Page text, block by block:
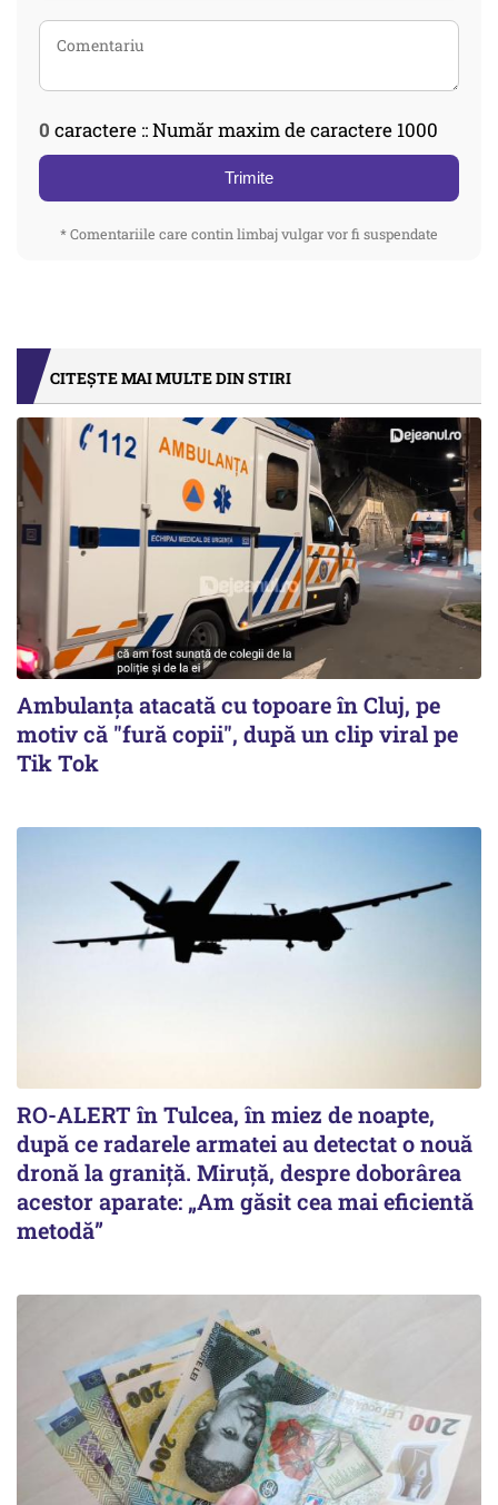
0 caractere :: Număr maxim de caractere 1000
Trimite
* Comentariile care contin limbaj vulgar vor fi suspendate
CITEȘTE MAI MULTE DIN STIRI
Ambulanța atacată cu topoare în Cluj, pe
motiv că "fură copii", după un clip viral pe
Tik Tok
RO-ALERT în Tulcea, în miez de noapte,
după ce radarele armatei au detectat o nouă
dronă la graniță. Miruță, despre doborârea
acestor aparate: „Am găsit cea mai eficientă
metodă”